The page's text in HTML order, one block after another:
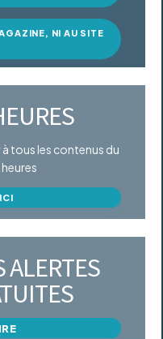
NI AU SITE
tous les contenus du
ALERTES